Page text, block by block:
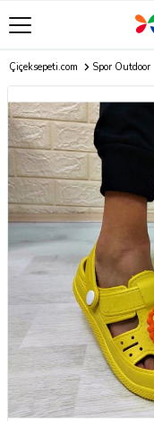
Çiçeksepeti.com Spor Outdoor